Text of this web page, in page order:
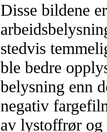
Disse bildene
stedvis
ble bedre
belysning enn
negativ
av lystoffrør og